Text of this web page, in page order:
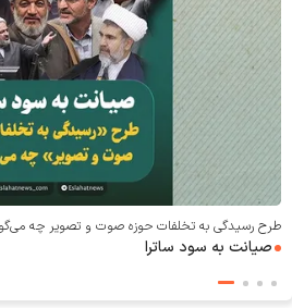
طرح رسیدگی به تخلفات حوزه صوت و‌ تصویر چه
صیانت به سود ساترا